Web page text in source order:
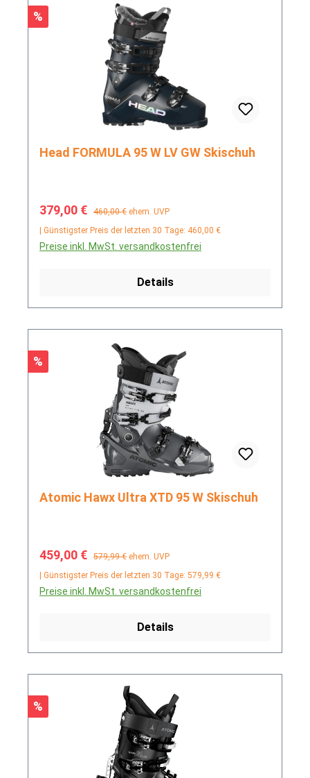
Rabatt
%
Head FORMULA 95 W LV GW Skischuh
Verkaufspreis:
379,00 € Regulärer Preis:
460,00 € ehem. UVP
| Günstigster Preis der letzten 30 Tage: 460,00 €
Preise inkl. MwSt. versandkostenfrei
Details
Rabatt
%
Atomic Hawx Ultra XTD 95 W Skischuh
Verkaufspreis:
459,00 € Regulärer Preis:
579,99 € ehem. UVP
| Günstigster Preis der letzten 30 Tage: 579,99 €
Preise inkl. MwSt. versandkostenfrei
Details
Rabatt
%